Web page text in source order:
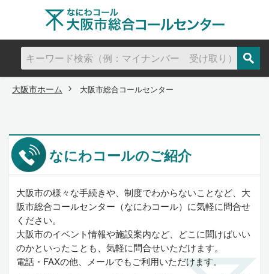
大阪市ホーム 大阪市総合コールセンター
なにわコールのご紹介
大阪市の様々な手続きや、制度でわからないことなど、大
阪市総合コールセンター（なにわコール）に気軽に問合せ
ください。
大阪市のイベント情報や施設案内など、どこに聞けばいい
のかといったことも、気軽に問合せいただけます。
電話・FAXの他、メールでもご利用いただけます。